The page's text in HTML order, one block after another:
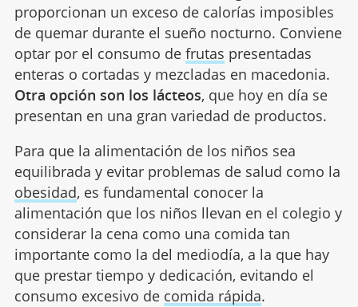
proporcionan un exceso de calorías imposibles
de quemar durante el sueño nocturno. Conviene
optar por el consumo de frutas presentadas
enteras o cortadas y mezcladas en macedonia.
Otra opción son los lácteos, que hoy en día se
presentan en una gran variedad de productos.
Para que la alimentación de los niños sea
equilibrada y evitar problemas de salud como la
obesidad, es fundamental conocer la
alimentación que los niños llevan en el colegio y
considerar la cena como una comida tan
importante como la del mediodía, a la que hay
que prestar tiempo y dedicación, evitando el
consumo excesivo de comida rápida.